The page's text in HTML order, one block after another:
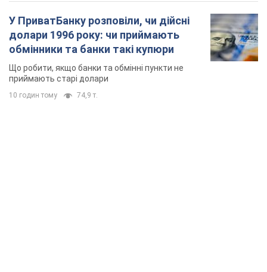
У ПриватБанку розповіли, чи дійсні
долари 1996 року: чи приймають
обмінники та банки такі купюри
Що робити, якщо банки та обмінні пункти не
приймають старі долари
10 годин тому 74,9 т.